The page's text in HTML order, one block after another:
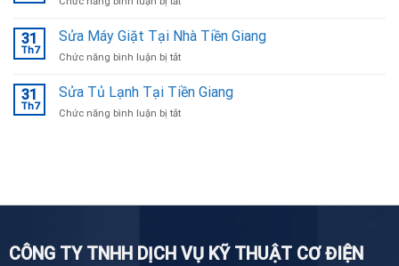
Tại
Ninh
tủ
Tại
Ninh
31
Th7
Sửa Máy Giặt Tại Nhà Tiền Giang
Chức năng bình luận bị tắtở
Máy
Tại
31
Th7
Sửa Tủ Lạnh Tại Tiền Giang
Chức năng bình luận bị tắtở
Giang
CÔNG TY TNHH DỊCH VỤ KỸ THUẬT CƠ ĐIỆN